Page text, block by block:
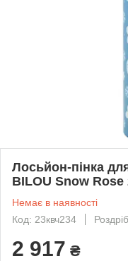
Лосьйон-пінка
BILOU Snow Rose
Немає в наявності
Код: 23квч234
Роздріб
2 917 ₴